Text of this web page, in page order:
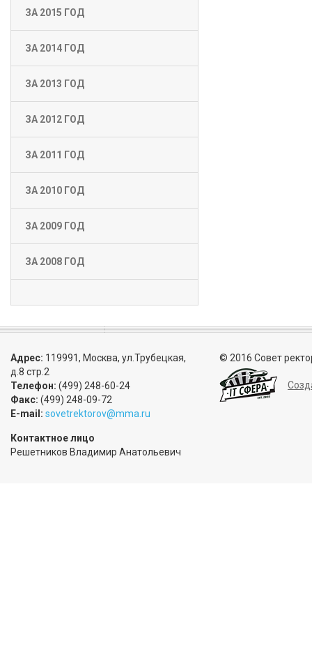
ЗА 2015 ГОД
ЗА 2014 ГОД
ЗА 2013 ГОД
ЗА 2012 ГОД
ЗА 2011 ГОД
ЗА 2010 ГОД
ЗА 2009 ГОД
ЗА 2008 ГОД
Адрес: 119991, Москва, ул.Трубецкая,
д.8 стр.2
Телефон: (499) 248-60-24
Факс: (499) 248-09-72
E-mail: sovetrektorov@mma.ru
Контактное лицо
Решетников Владимир Анатольевич
© 2016 Совет